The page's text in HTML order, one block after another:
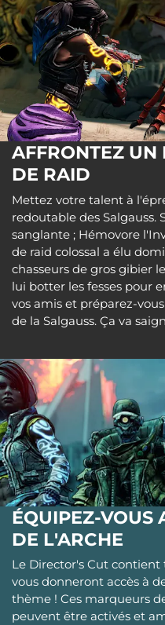
AFFRONTEZ UN
DE RAID
Mettez votre talent à
redoutable des Salgauss.
sanglante ; Hémovore
de raid colossal a élu
chasseurs de gros gibier
lui botter les fesses pour
vos amis et préparez-
de la Salgauss. Ça va
ÉQUIPEZ-VOUS
DE L'ARCHE
Le Director's Cut contient
vous donneront accès à
thème ! Ces marqueurs
peuvent être activés et